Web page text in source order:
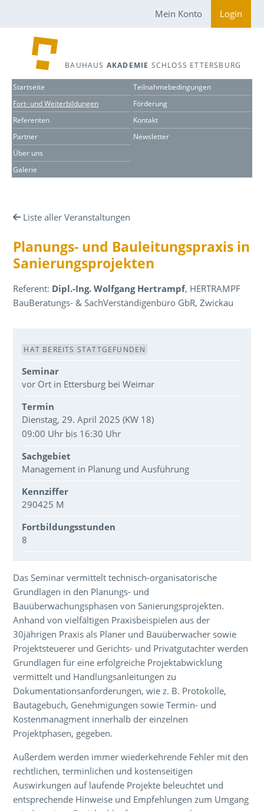
Mein Konto Login
BAUHAUS AKADEMIE SCHLOSS ETTERSBURG
Startseite
Fort- und Weiterbildungen
Referenten
Partner
Über uns
Galerie
Teilnahmebedingungen
Förderung
Kontakt
Newsletter
Liste aller Veranstaltungen
Planungs- und Bauleitungspraxis in
Sanierungsprojekten
Referent: Dipl.-Ing. Wolfgang Hertrampf, HERTRAMPF
BauBeratungs- & SachVerständigenbüro GbR, Zwickau
Veranstaltungsdaten
HAT BEREITS STATTGEFUNDEN
Seminar
vor Ort in Ettersburg bei Weimar
Termin
Dienstag, 29. April 2025 (KW 18)
09:00 Uhr bis 16:30 Uhr
Sachgebiet
Management in Planung und Ausführung
Kennziffer
290425 M
Fortbildungsstunden
8
Über den Inhalt der Veranstaltung
Das Seminar vermittelt technisch-organisatorische
Grundlagen in den Planungs- und
Bauüberwachungsphasen von Sanierungsprojekten.
Anhand von vielfältigen Praxisbeispielen aus der
30jährigen Praxis als Planer und Bauüberwacher sowie
Projektsteuerer und Gerichts- und Privatgutachter werden
Grundlagen für eine erfolgreiche Projektabwicklung
vermittelt und Handlungsanleitungen zu
Dokumentationsanforderungen, wie z. B. Protokolle,
Bautagebuch, Genehmigungen sowie Termin- und
Kostenmanagment innerhalb der einzelnen
Projektphasen, gegeben.
Außerdem werden immer wiederkehrende Fehler mit den
rechtlichen, terminlichen und kostenseitigen
Auswirkungen auf laufende Projekte beleuchtet und
entsprechende Hinweise und Empfehlungen zum Umgang